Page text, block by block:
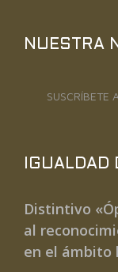
NUESTRA
SUSCRÍBETE
IGUALDAD
Distintivo
al
en el ámbito